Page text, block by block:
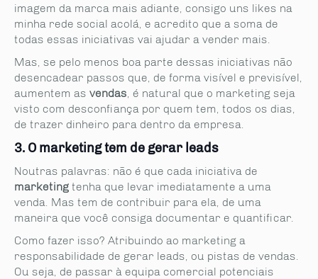
imagem da marca mais adiante, consigo uns likes na
minha rede social acolá, e acredito que a soma de
todas essas iniciativas vai ajudar a vender mais.
Mas, se pelo menos boa parte dessas iniciativas não
desencadear passos que, de forma visível e previsível,
aumentem as vendas, é natural que o marketing seja
visto com desconfiança por quem tem, todos os dias,
de trazer dinheiro para dentro da empresa.
3. O marketing tem de gerar leads
Noutras palavras: não é que cada iniciativa de
marketing tenha que levar imediatamente a uma
venda. Mas tem de contribuir para ela, de uma
maneira que você consiga documentar e quantificar.
Como fazer isso? Atribuindo ao marketing a
responsabilidade de gerar leads, ou pistas de vendas.
Ou seja, de passar à equipa comercial potenciais